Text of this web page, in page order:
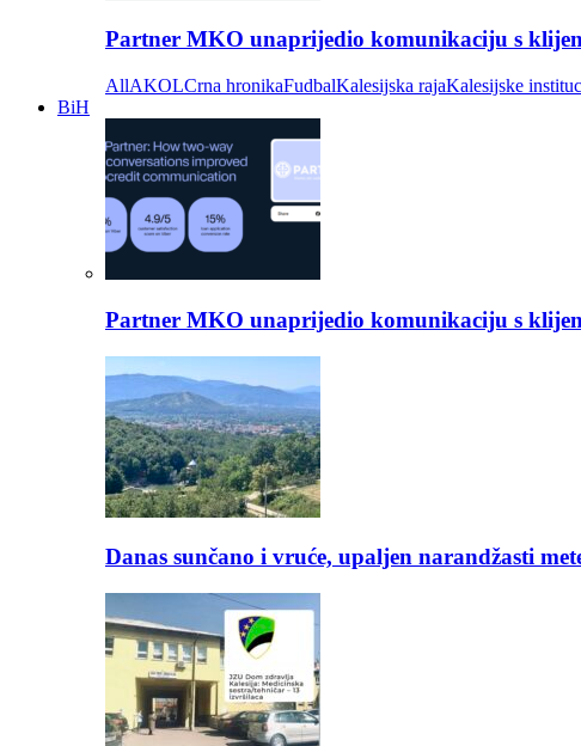
Partner MKO unaprijedio komunikaciju s
AllAKOLCrna hronikaFudbalKalesijska rajaKalesijske
BiH
Partner MKO unaprijedio komunikaciju s
Danas sunčano i vruće, upaljen narandžasti